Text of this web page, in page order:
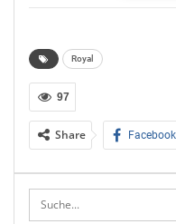
Mit Fragen wie diesen
Meeresoberfläche
den neuen Universal
Familienhotels auf
Kreativität und
Gemeinsam mit dem
Royal
97
Share Facebook